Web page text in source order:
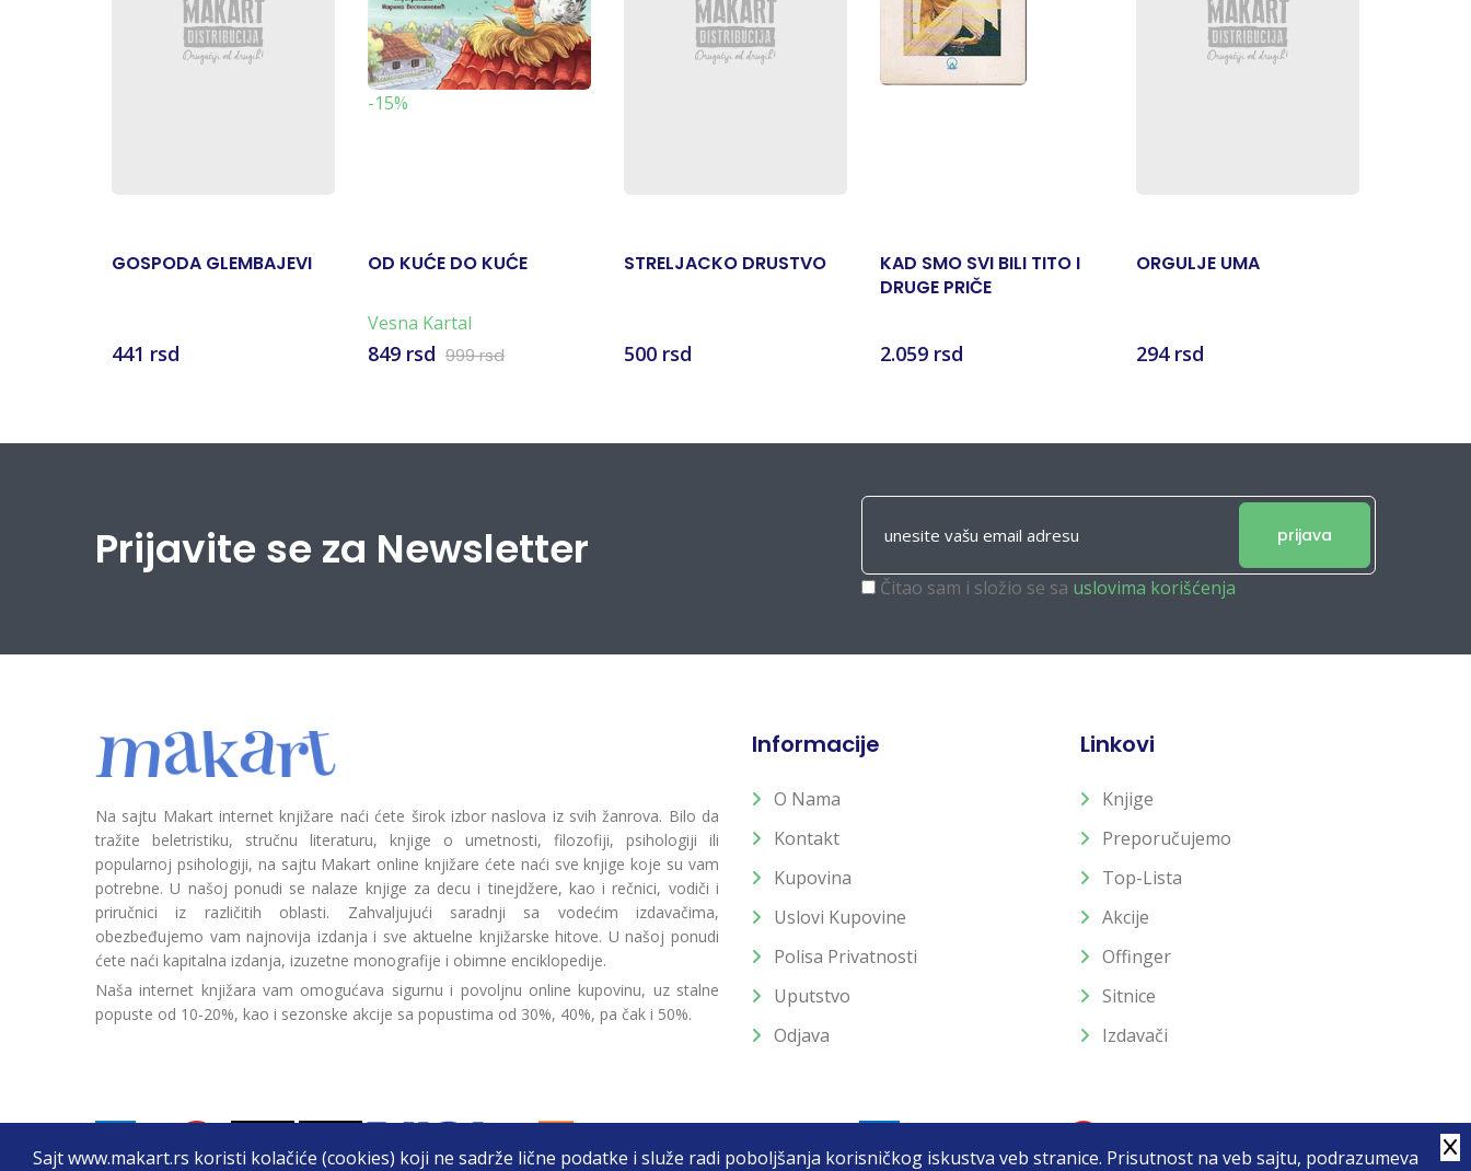
Sajt www.makart.rs koristi kolačiće (cookies) koji ne sadrže lične podatke i služe radi poboljšanja korisničkog iskustva veb stranice. Prisutnost na veb sajtu, podrazumeva
GOSPODA GLEMBAJEVI
441 rsd
-15%
OD KUĆE DO KUĆE
Vesna Kartal
849 rsd 999 rsd
STRELJACKO DRUSTVO
500 rsd
KAD SMO SVI BILI TITO I
DRUGE PRIČE
2.059 rsd
ORGULJE UMA
294 rsd
Prijavite se za Newsletter prijava
Čitao sam i složio se sa uslovima korišćenja
Na sajtu Makart internet knjižare naći ćete širok izbor naslova iz svih žanrova. Bilo da
tražite beletristiku, stručnu literaturu, knjige o umetnosti, filozofiji, psihologiji ili
popularnoj psihologiji, na sajtu Makart online knjižare ćete naći sve knjige koje su vam
potrebne. U našoj ponudi se nalaze knjige za decu i tinejdžere, kao i rečnici, vodiči i
priručnici iz različitih oblasti. Zahvaljujući saradnji sa vodećim izdavačima,
obezbeđujemo vam najnovija izdanja i sve aktuelne knjižarske hitove. U našoj ponudi
ćete naći kapitalna izdanja, izuzetne monografije i obimne enciklopedije.
Naša internet knjižara vam omogućava sigurnu i povoljnu online kupovinu, uz stalne
popuste od 10-20%, kao i sezonske akcije sa popustima od 30%, 40%, pa čak i 50%.
Informacije
O Nama
Kontakt
Kupovina
Uslovi Kupovine
Polisa Privatnosti
Uputstvo
Odjava
Linkovi
Knjige
Preporučujemo
Top-Lista
Akcije
Offinger
Sitnice
Izdavači